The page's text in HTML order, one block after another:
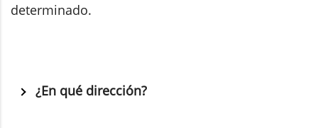
determinado.
¿En qué dirección?